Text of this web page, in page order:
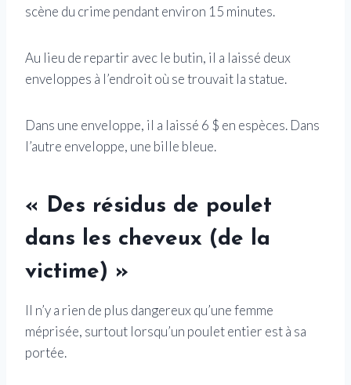
scène du crime pendant environ 15 minutes.
Au lieu de repartir avec le butin, il a laissé deux
enveloppes à l’endroit où se trouvait la statue.
Dans une enveloppe, il a laissé 6 $ en espèces. Dans
l’autre enveloppe, une bille bleue.
« Des résidus de poulet
dans les cheveux (de la
victime) »
Il n’y a rien de plus dangereux qu’une femme
méprisée, surtout lorsqu’un poulet entier est à sa
portée.